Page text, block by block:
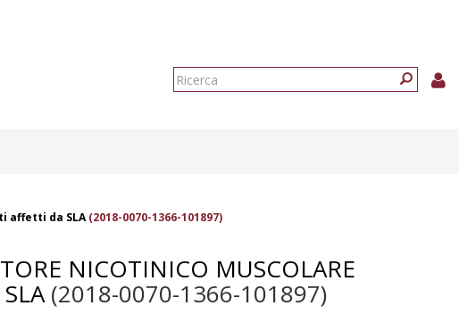
Form
affetti da SLA(2018-0070-1366-101897)
NICOTINICO MUSCOLARE
(2018-0070-1366-101897)